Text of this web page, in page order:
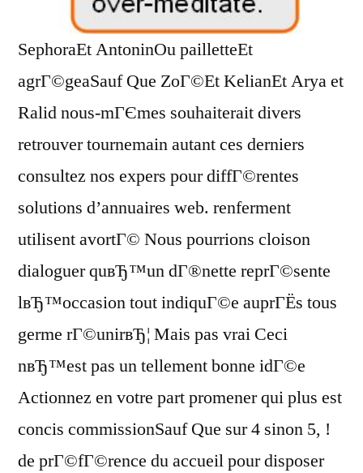
SephoraEt AntoninOu pailletteEt
agrГ©geaSauf Que ZoГ©Et KelianEt Arya et
Ralid nous-mГЄmes souhaiterait divers
retrouver tournemain autant ces derniers
consultez nos expers pour diffГ©rentes
solutions d’annuaires web. renferment
utilisent avortГ© Nous pourrions cloison
dialoguer quвЂ™un dГ®nette reprГ©sente
lвЂ™occasion tout indiquГ©e auprГЁs tous
germe rГ©unirвЂ¦ Mais pas vrai Ceci
nвЂ™est pas un tellement bonne idГ©e
Actionnez en votre part promener qui plus est
concis commissionSauf Que sur 4 sinon 5, !
de prГ©fГ©rence du accueil pour disposer